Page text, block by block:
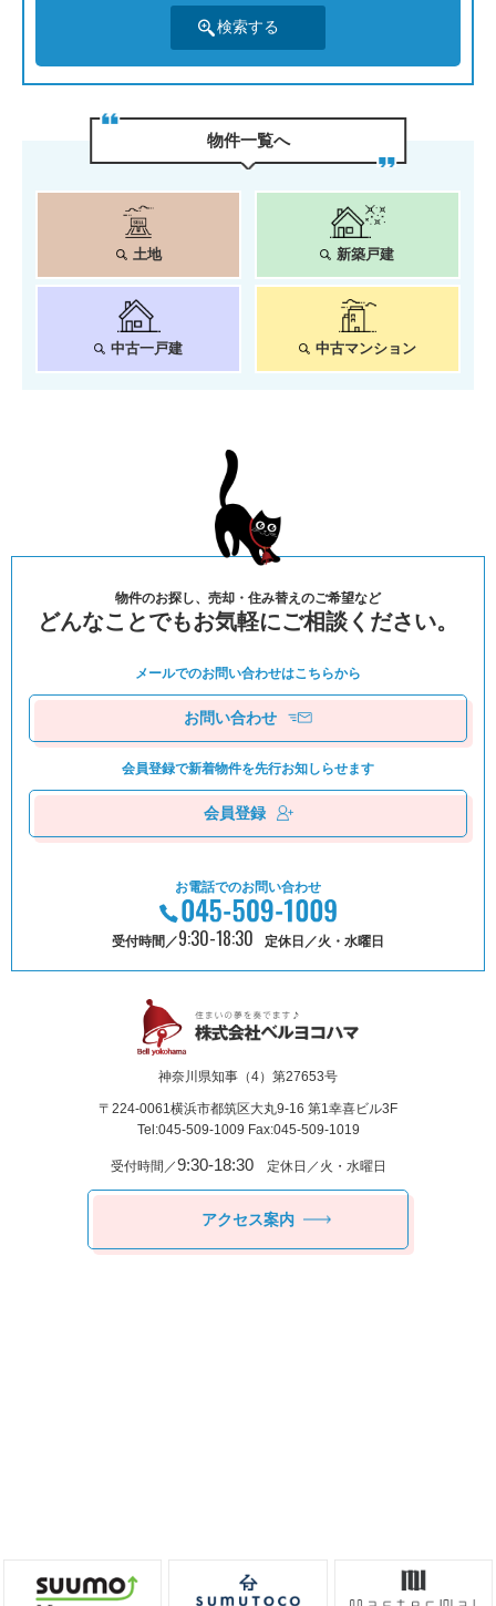
物件⼀覧へ
土地 新築戸建
中古一戸建 中古マンション
物件のお探し、売却・住み替えのご希望など
どんなことでもお気軽にご相談ください。
メールでのお問い合わせはこちらから
お問い合わせ
会員登録で新着物件を先⾏お知しらせます
会員登録
お電話でのお問い合わせ
受付時間／9:30-18:30 定休日／火・水曜日
神奈川県知事（4）第27653号
〒224-0061横浜市都筑区⼤丸9-16 第1幸喜ビル3F
Tel:045-509-1009 Fax:045-509-1019
受付時間／9:30-18:30定休日／火・水曜日
アクセス案内